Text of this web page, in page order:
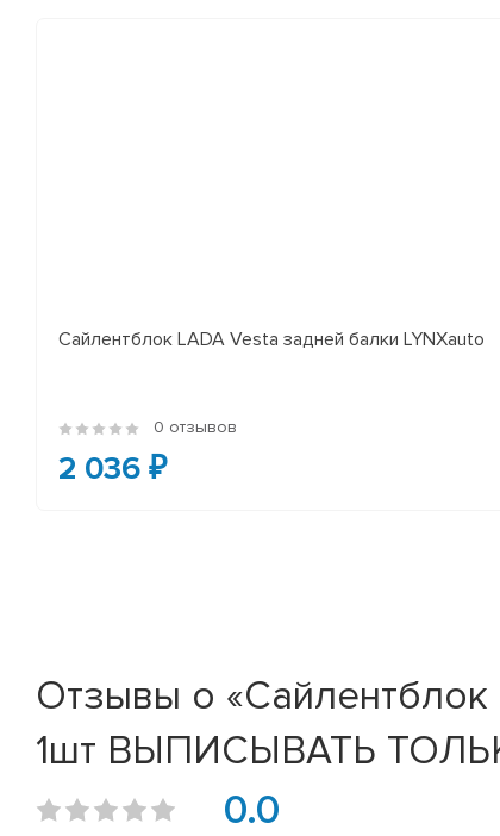
Сайлентблок LADA Vesta задней балки LYNXauto
0 отзывов
2 036 ₽
Отзывы о «Сайлентблок
1шт ВЫПИСЫВАТЬ
0.0